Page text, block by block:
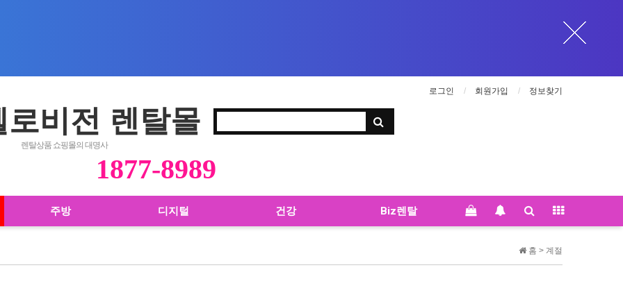
로그인 회원가입 정보찾기
로비전 렌탈몰
렌탈상품 쇼핑몰의 대명사
1877-8989
주방 디지털 건강 Biz렌탈
홈 > 계절